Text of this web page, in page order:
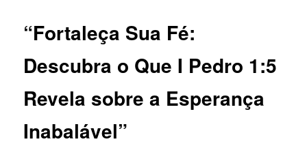
“Fortaleça Sua Fé:
Descubra o Que I Pedro 1:5
Revela sobre a Esperança
Inabalável”